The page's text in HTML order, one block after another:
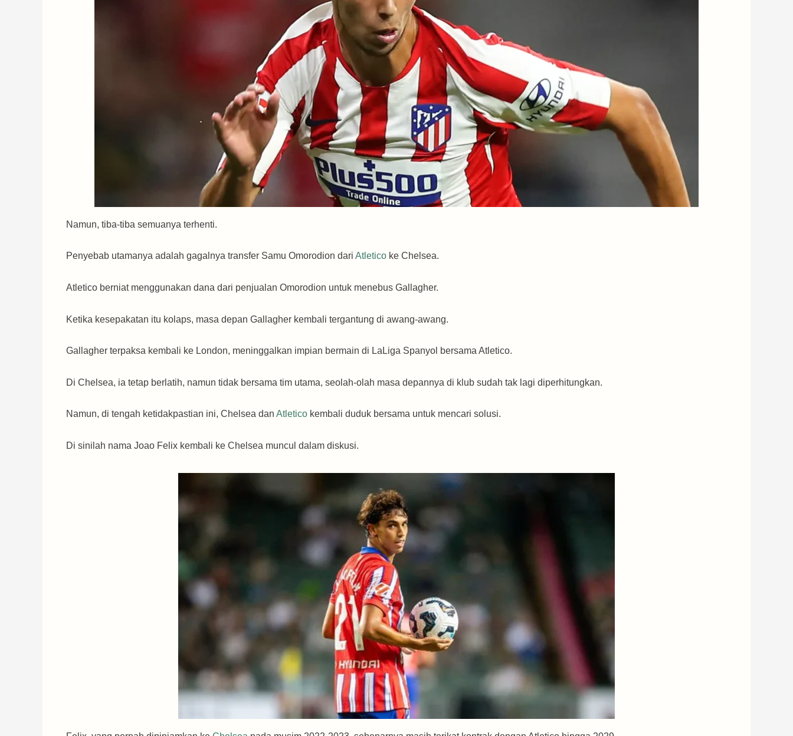
Namun, tiba-tiba semuanya terhenti.
Penyebab utamanya adalah gagalnya transfer Samu Omorodion dari Atletico ke Chelsea.
Atletico berniat menggunakan dana dari penjualan Omorodion untuk menebus Gallagher.
Ketika kesepakatan itu kolaps, masa depan Gallagher kembali tergantung di awang-awang.
Gallagher terpaksa kembali ke London, meninggalkan impian bermain di LaLiga Spanyol bersama Atletico.
Di Chelsea, ia tetap berlatih, namun tidak bersama tim utama, seolah-olah masa depannya di klub sudah tak lagi diperhitungkan.
Namun, di tengah ketidakpastian ini, Chelsea dan Atletico kembali duduk bersama untuk mencari solusi.
Di sinilah nama Joao Felix kembali ke Chelsea muncul dalam diskusi.